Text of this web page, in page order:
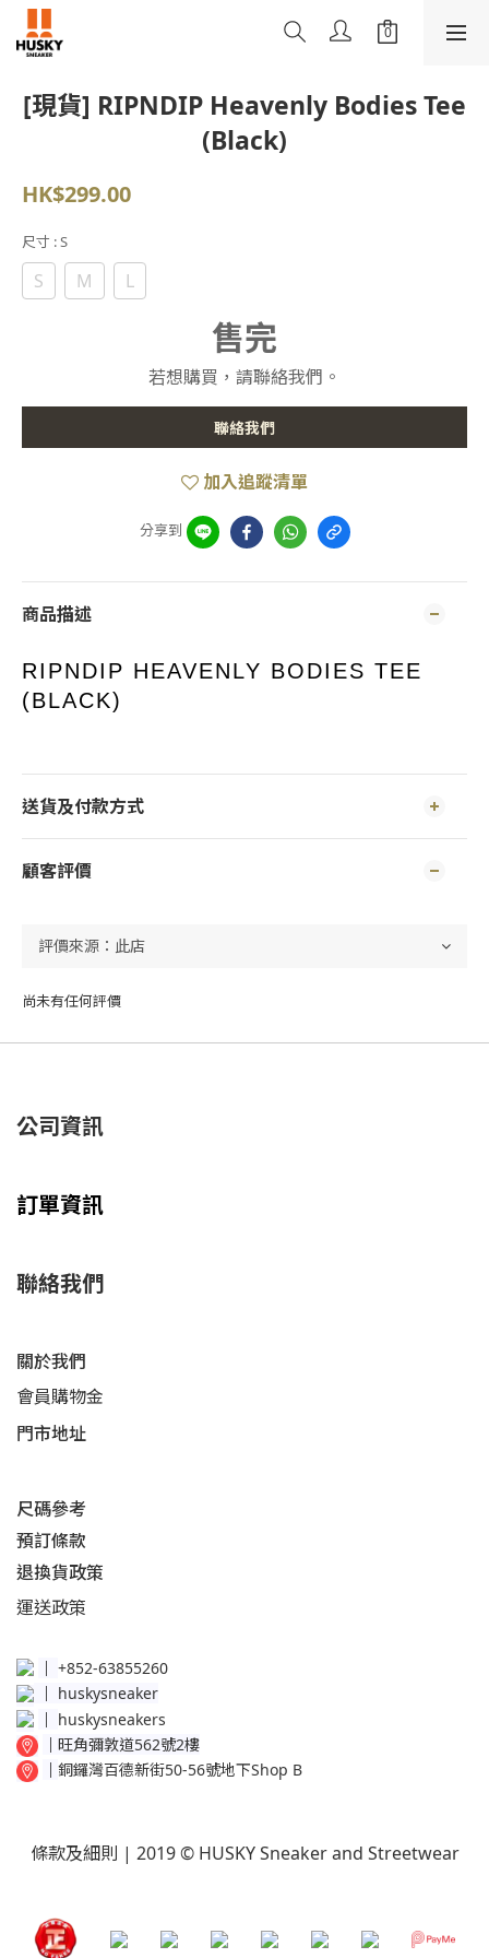
[現貨] RIPNDIP Heavenly Bodies Tee
(Black)
HK$299.00
尺寸 : S
S M L
售完
若想購買，請聯絡我們。
聯絡我們
加入追蹤清單
分享到
商品描述
RIPNDIP HEAVENLY BODIES TEE
(BLACK)
送貨及付款方式
顧客評價
尚未有任何評價
公司資訊
訂單資訊
聯絡我們
關於我們
會員購物金
門市地址
尺碼參考
預訂條款
退換貨政策​
運送政策​
│ +852-63855260
huskysneaker
│ huskysneakers
│ 旺角彌敦道562號2樓
│ 銅鑼灣百德新街50-56號地下Shop B
條款及細則 | 2019 © HUSKY Sneaker and Streetwear